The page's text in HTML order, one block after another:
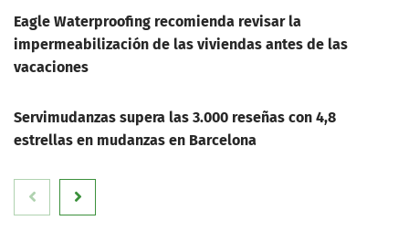
Eagle Waterproofing recomienda revisar la
impermeabilización de las viviendas antes de las
vacaciones
Servimudanzas supera las 3.000 reseñas con 4,8
estrellas en mudanzas en Barcelona